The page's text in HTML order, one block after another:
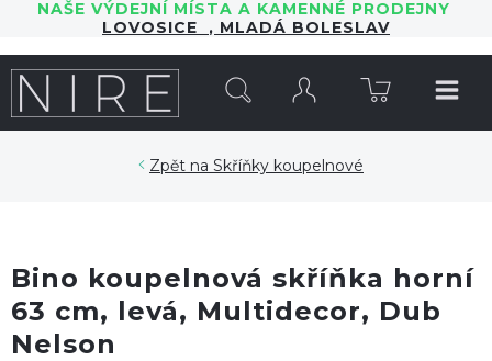
NAŠE VÝDEJNÍ MÍSTA A KAMENNÉ PRODEJNY
LOVOSICE , MLADÁ BOLESLAV
Skříňky koupelnové
Bino koupelnová skříňka horní
63 cm, levá, Multidecor, Dub
Nelson